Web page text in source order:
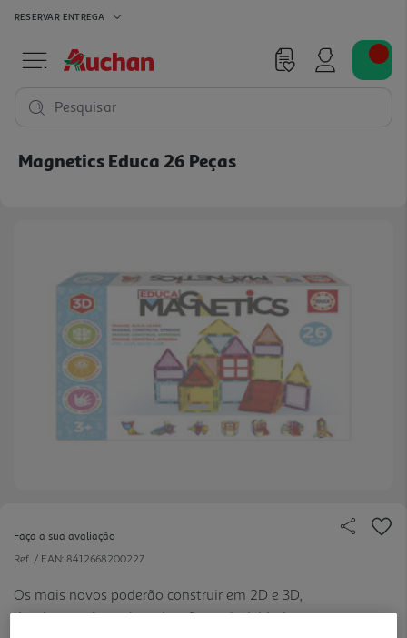
RESERVAR ENTREGA
Pesquisar
Magnetics Educa 26 Peças
Faça a sua avaliação
Ref. / EAN: 8412668200227
Os mais novos poderão construir em 2D e 3D,
dando asas à sua imaginação e criatividade.